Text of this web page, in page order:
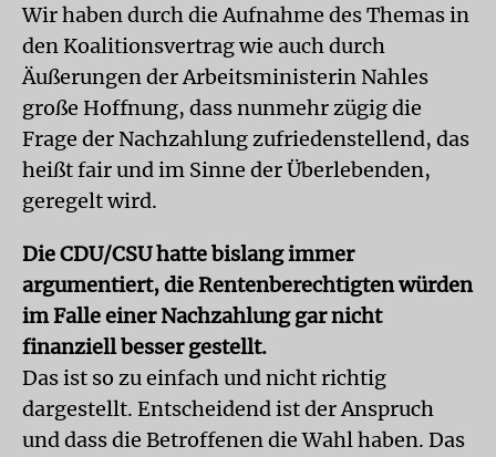
Wir haben durch die Aufnahme des Themas in
den Koalitionsvertrag wie auch durch
Äußerungen der Arbeitsministerin Nahles
große Hoffnung, dass nunmehr zügig die
Frage der Nachzahlung zufriedenstellend, das
heißt fair und im Sinne der Überlebenden,
geregelt wird.
Die CDU/CSU hatte bislang immer
argumentiert, die Rentenberechtigten würden
im Falle einer Nachzahlung gar nicht
finanziell besser gestellt.
Das ist so zu einfach und nicht richtig
dargestellt. Entscheidend ist der Anspruch
und dass die Betroffenen die Wahl haben. Das